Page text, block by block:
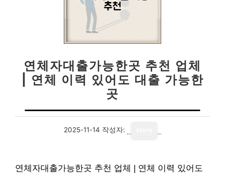
연체자대출가능한곳 추천 업체
| 연체 이력 있어도 대출 가능한
곳
2025-11-14 작성자:
연체자대출가능한곳 추천 업체 | 연체 이력 있어도